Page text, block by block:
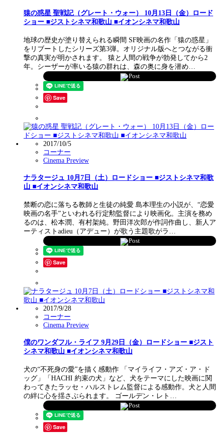
猿の惑星 聖戦記（グレート・ウォー） 10月13日（金）ロード
ショー ■ジストシネマ和歌山 ■イオンシネマ和歌山
地球の歴史が塗り替えられる瞬間 SF映画の名作「猿の惑星」
をリブートしたシリーズ第3弾。オリジナル版へとつながる衝
撃の真実が明かされます。 猿と人間の戦争が勃発してから2
年。シーザーが率いる猿の群れは、森の奥に身を潜め…
Post
Save
2017/10/5
コーナー
Cinema Preview
ナラタージュ 10月7日（土）ロードショー ■ジストシネマ和歌
山 ■イオンシネマ和歌山
禁断の恋に落ちる教師と生徒の純愛 島本理生の小説が、“恋愛
映画の名手”といわれる行定勲監督により映画化。主演を務め
るのは、松本潤、有村架純。野田洋次郎が作詞作曲し、新人ア
ーティストadieu（アデュー）が歌う主題歌がラ…
Post
Save
2017/9/28
コーナー
Cinema Preview
僕のワンダフル・ライフ 9月29日（金）ロードショー ■ジスト
シネマ和歌山 ■イオンシネマ和歌山
犬の“不死身の愛”を描く感動作 「マイライフ・アズ・ア・ド
ッグ」「HACHI 約束の犬」など、犬をテーマにした映画に関
わってきたラッセ・ハルストレム監督による感動作。犬と人間
の絆に心を揺さぶられます。 ゴールデン・レト…
Post
Save